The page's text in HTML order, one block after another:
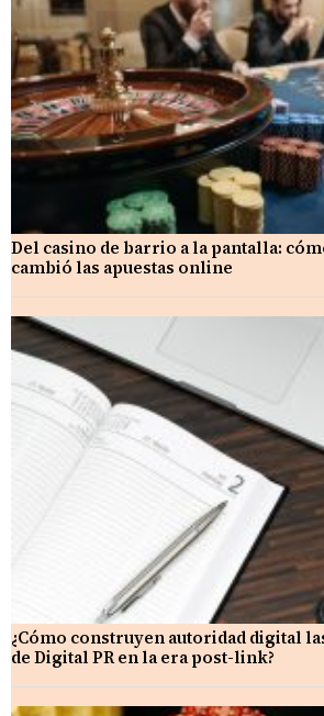
Del casino de barrio a la pantalla:
cambió las apuestas online
¿Cómo construyen autoridad digital
de Digital PR en la era post-link?